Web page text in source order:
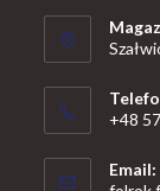
+48
in
Email: